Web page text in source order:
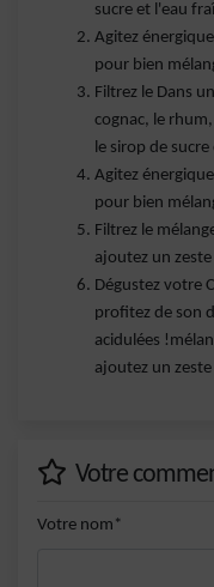
sucre et l'eau
Agitez
pour bien
Filtrez le Dans
cognac, le
le sirop de
Agitez
pour bien
Filtrez le
ajoutez un
Dégustez votre
profitez de son
acidulées
ajoutez un
Votre
Votre nom*